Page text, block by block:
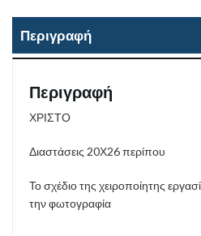
Περιγραφή
Περιγραφή
ΧΡΙΣΤΟ
Διαστάσεις 20Χ26 περίπου
Το σχέδιο της χειροποίητης
την φωτογραφία